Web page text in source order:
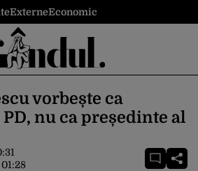
ExterneEconomic
vorbește ca
nu ca președinte al